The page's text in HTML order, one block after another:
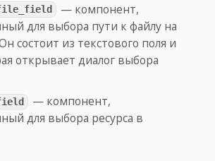
— компонент,
для выбора пути к файлу на
состоит из текстового поля и
открывает диалог выбора
— компонент,
для выбора ресурса в